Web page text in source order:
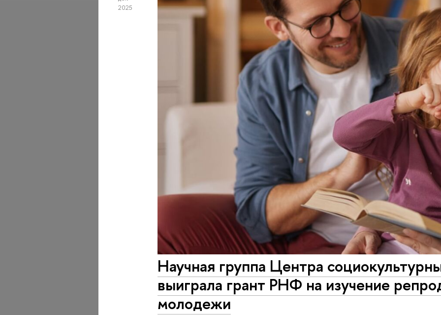
2025
Научная группа Центра
выиграла грант РНФ на изучение
молодежи